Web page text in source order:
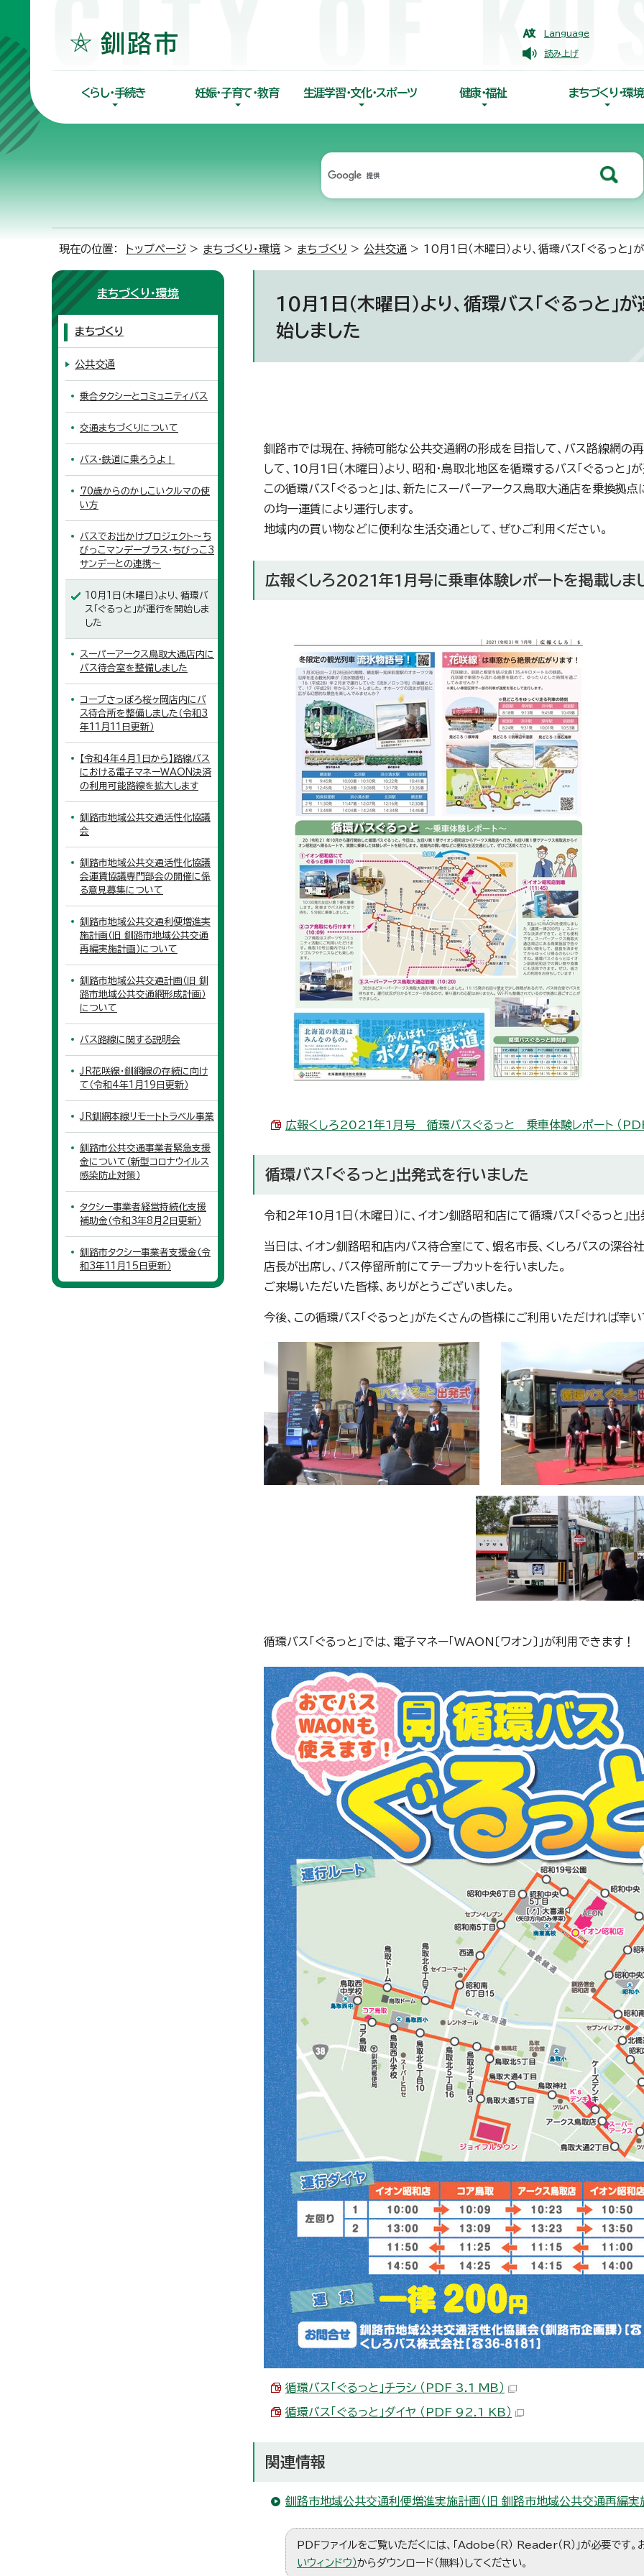
Language
読み上げ
くらし・手続き 妊娠・子育て・教育 生涯学習・文化・スポーツ 健康・福祉 まちづくり・環境
現在の位置： トップページ > まちづくり・環境 > まちづくり > 公共交通 > 10月1日（木曜日）より、循環バス「ぐるっと」
10月1日（木曜日）より、循環バス「ぐるっと」
始しました
釧路市では現在、持続可能な公共交通網の形成を目指して、バス路線網の
して、10月1日（木曜日）より、昭和・鳥取北地区を循環するバス「ぐるっと」
この循環バス「ぐるっと」は、新たにスーパーアークス鳥取大通店を乗換拠
の均一運賃により運行します。
地域内の買い物などに便利な生活交通として、ぜひご利用ください。
広報くしろ2021年1月号に乗車体験レポートを掲載しま
広報くしろ2021年1月号 循環バスぐるっと 乗車体験レポート （
循環バス「ぐるっと」出発式を行いました
令和2年10月1日（木曜日）に、イオン釧路昭和店にて循環バス「ぐるっと」
当日は、イオン釧路昭和店内バス待合室にて、蝦名市長、くしろバスの深谷
店長が出席し、バス停留所前にてテープカットを行いました。
ご来場いただいた皆様、ありがとうございました。
今後、この循環バス「ぐるっと」がたくさんの皆様にご利用いただければ幸い
循環バス「ぐるっと」では、電子マネー「WAON〔ワオン〕」が利用できます！
循環バス「ぐるっと」チラシ （PDF 3.1 MB）
循環バス「ぐるっと」ダイヤ （PDF 92.1 KB）
関連情報
釧路市地域公共交通利便増進実施計画（旧 釧路市地域公共交通再編実
PDFファイルをご覧いただくには、「Adobe（R） Reader（R）」が必要です
いウィンドウ）からダウンロード（無料）してください。
まちづくり・環境
まちづくり
公共交通
乗合タクシーとコミュニティバス
交通まちづくりについて
バス・鉄道に乗ろうよ！
70歳からのかしこいクルマの使
い方
バスでお出かけプロジェクト～ち
びっこマンデープラス・ちびっこ3
サンデーとの連携～
10月1日（木曜日）より、循環バ
ス「ぐるっと」が運行を開始しま
した
スーパーアークス鳥取大通店内に
バス待合室を整備しました
コープさっぽろ桜ヶ岡店内にバ
ス待合所を整備しました（令和3
年11月11日更新）
【令和4年4月1日から】路線バス
における電子マネーWAON決済
の利用可能路線を拡大します
釧路市地域公共交通活性化協議
会
釧路市地域公共交通活性化協議
会運賃協議専門部会の開催に係
る意見募集について
釧路市地域公共交通利便増進実
施計画（旧 釧路市地域公共交通
再編実施計画）について
釧路市地域公共交通計画（旧 釧
路市地域公共交通網形成計画）
について
バス路線に関する説明会
JR花咲線・釧網線の存続に向け
て（令和4年1月19日更新）
JR釧網本線リモートトラベル事業
釧路市公共交通事業者緊急支援
金について（新型コロナウイルス
感染防止対策）
タクシー事業者経営持続化支援
補助金（令和3年8月2日更新）
釧路市タクシー事業者支援金（令
和3年11月15日更新）